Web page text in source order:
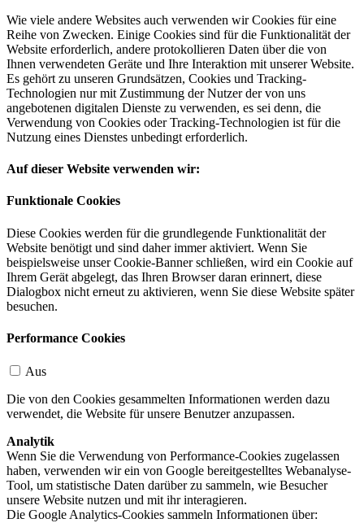
Wie viele andere Websites auch verwenden wir Cookies für eine
Reihe von Zwecken. Einige Cookies sind für die Funktionalität der
Website erforderlich, andere protokollieren Daten über die von
Ihnen verwendeten Geräte und Ihre Interaktion mit unserer Website.
Es gehört zu unseren Grundsätzen, Cookies und Tracking-
Technologien nur mit Zustimmung der Nutzer der von uns
angebotenen digitalen Dienste zu verwenden, es sei denn, die
Verwendung von Cookies oder Tracking-Technologien ist für die
Nutzung eines Dienstes unbedingt erforderlich.
Auf dieser Website verwenden wir:
Funktionale Cookies
Diese Cookies werden für die grundlegende Funktionalität der
Website benötigt und sind daher immer aktiviert. Wenn Sie
beispielsweise unser Cookie-Banner schließen, wird ein Cookie auf
Ihrem Gerät abgelegt, das Ihren Browser daran erinnert, diese
Dialogbox nicht erneut zu aktivieren, wenn Sie diese Website später
besuchen.
Performance Cookies
Aus
Die von den Cookies gesammelten Informationen werden dazu
verwendet, die Website für unsere Benutzer anzupassen.
Analytik
Wenn Sie die Verwendung von Performance-Cookies zugelassen
haben, verwenden wir ein von Google bereitgestelltes Webanalyse-
Tool, um statistische Daten darüber zu sammeln, wie Besucher
unsere Website nutzen und mit ihr interagieren.
Die Google Analytics-Cookies sammeln Informationen über: